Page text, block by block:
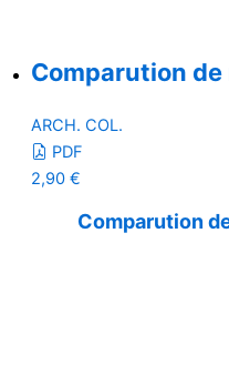
Comparution de
ARCH. COL.
PDF
2,90 €
Comparution